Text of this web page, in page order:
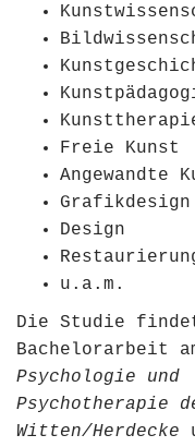
Freie Kunst
Angewandte
Grafikdesign
Design
u.a.m.
Die Studie findet
Bachelorarbeit
Psychologie und
Psychotherapie
Witten/Herdecke